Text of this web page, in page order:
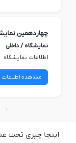
چهاردهمین
نمایشگاه / داخلی
اطلاعات نمایشگاه
مشاهده اطلاعات
‹
اینجا چیزی تحت